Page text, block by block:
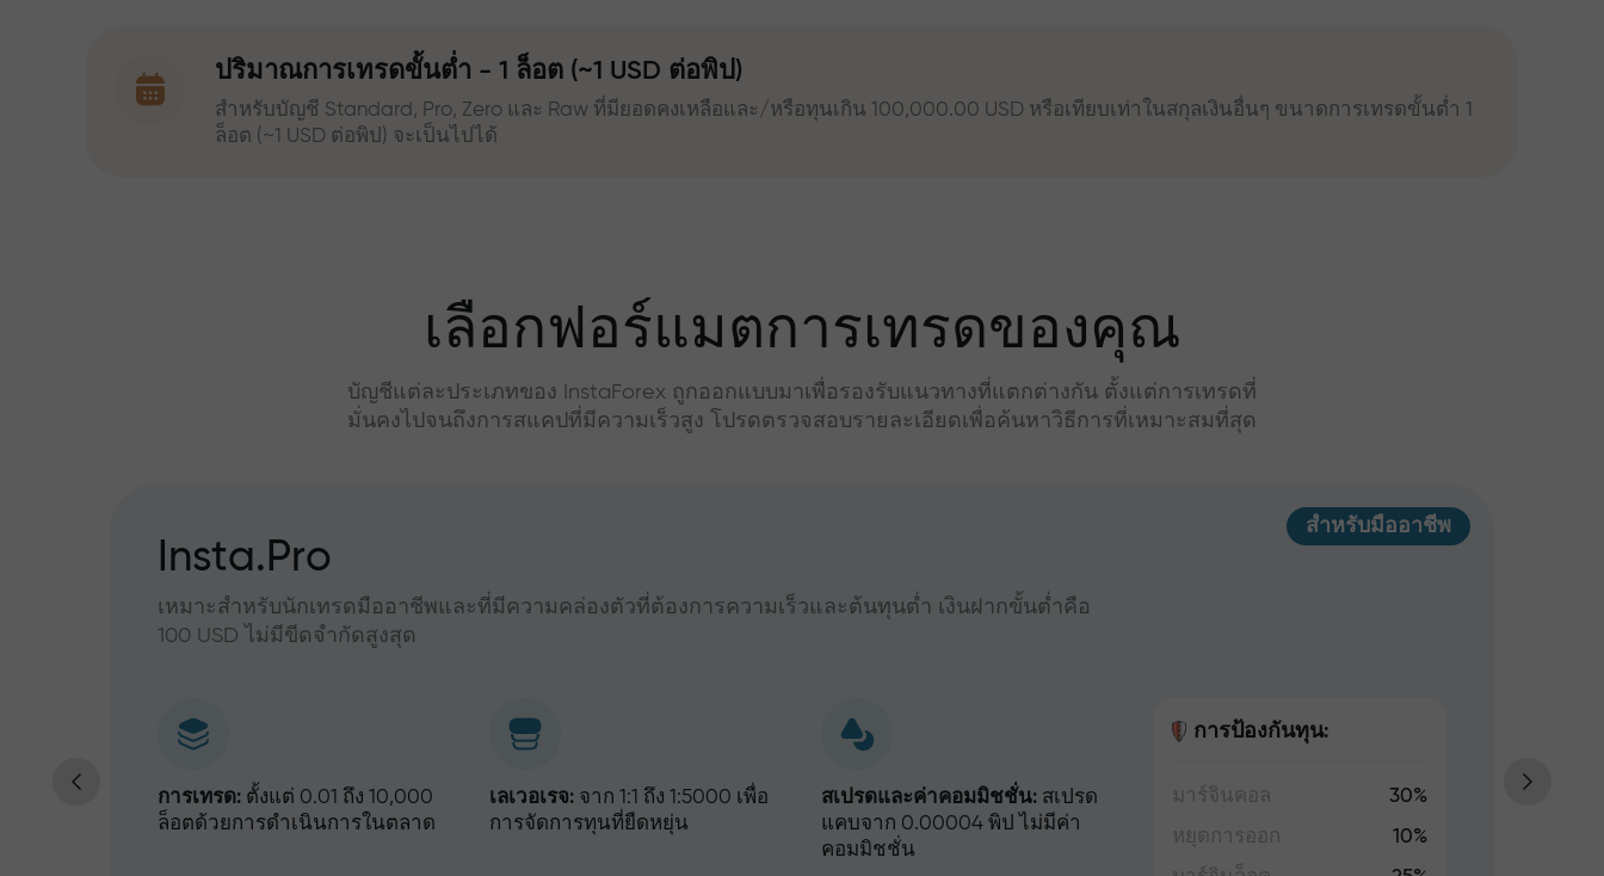
ปริมาณการเทรดขั้นต่ำ - 1 ล็อต (~1 USD ต่อพิป)
สำหรับบัญชี Standard, Pro, Zero และ Raw ที่มียอดคงเหลือและ/หรือทุนเกิน 100,000.00 USD หรือเทียบเท่าในสกุลเงินอื่นๆ ขนาดการเทรดขั้นต่ำ 1
ล็อต (~1 USD ต่อพิป) จะเป็นไปได้
เลือกฟอร์แมตการเทรดของคุณ
บัญชีแต่ละประเภทของ InstaForex ถูกออกแบบมาเพื่อรองรับแนวทางที่แตกต่างกัน ตั้งแต่การเทรดที่
มั่นคงไปจนถึงการสแคปที่มีความเร็วสูง โปรดตรวจสอบรายละเอียดเพื่อค้นหาวิธีการที่เหมาะสมที่สุด
สำหรับมืออาชีพ
Insta.Pro
เหมาะสำหรับนักเทรดมืออาชีพและที่มีความคล่องตัวที่ต้องการความเร็วและต้นทุนต่ำ เงินฝากขั้นต่ำคือ
100 USD ไม่มีขีดจำกัดสูงสุด
การเทรด: ตั้งแต่ 0.01 ถึง 10,000
ล็อตด้วยการดำเนินการในตลาด
เลเวอเรจ: จาก 1:1 ถึง 1:5000 เพื่อ
การจัดการทุนที่ยืดหยุ่น
สเปรดและค่าคอมมิชชั่น: สเปรด
แคบจาก 0.00004 พิป ไม่มีค่า
คอมมิชชั่น
การป้องกันทุน:
มาร์จินคอล
30%
หยุดการออก
10%